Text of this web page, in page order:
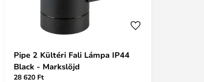
Pipe 2 Kültéri Fali Lámpa IP44
Black - Markslöjd
28 620 Ft